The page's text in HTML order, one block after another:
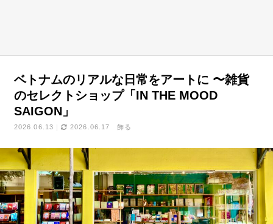
ベトナムのリアルな日常をアートに 〜雑貨
のセレクトショップ「IN THE MOOD
SAIGON」
2026.06.13 2026.06.17 飾る